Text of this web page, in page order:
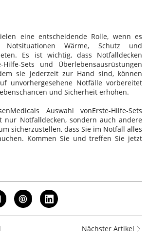
eine entscheidende Rolle, wenn es
Wärme, Schutz und
Es ist wichtig, dass Notfalldecken
Sets und Überlebensausrüstungen
sie jederzeit zur Hand sind, können
unvorhergesehene Notfälle vorbereitet
und Sicherheit erhöhen.
s Auswahl vonErste-Hilfe-Sets
nur Notfalldecken, sondern auch andere
sicherzustellen, dass Sie im Notfall alles
Kommen Sie und treffen Sie jetzt
Nächster Artikel